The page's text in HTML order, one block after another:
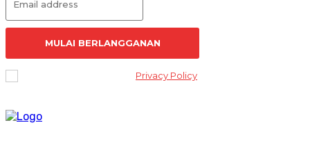
MULAI BERLANGGANAN
Privacy Policy